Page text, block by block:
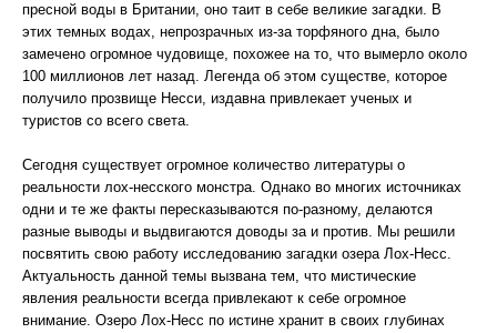
пресной воды в Британии, оно таит в себе великие загадки. В
этих темных водах, непрозрачных из-за торфяного дна, было
замечено огромное чудовище, похожее на то, что вымерло около
100 миллионов лет назад. Легенда об этом существе, которое
получило прозвище Несси, издавна привлекает ученых и
туристов со всего света.
Сегодня существует огромное количество литературы о
реальности лох-несского монстра. Однако во многих источниках
одни и те же факты пересказываются по-разному, делаются
разные выводы и выдвигаются доводы за и против. Мы решили
посвятить свою работу исследованию загадки озера Лох-Несс.
Актуальность данной темы вызвана тем, что мистические
явления реальности всегда привлекают к себе огромное
внимание. Озеро Лох-Несс по истине хранит в своих глубинах